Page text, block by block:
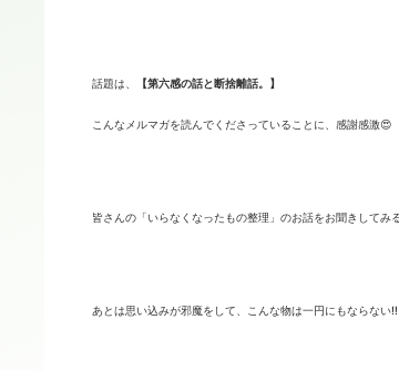
話題は、 【第六感の話と断捨離話。】
こんなメルマガを読んでくださっていることに、感謝感激😍
皆さんの「いらなくなったもの整理」のお話をお聞きしてみる
あとは思い込みが邪魔をして、こんな物は一円にもならない‼️